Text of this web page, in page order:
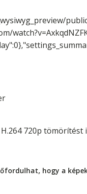
720p tömörítést
hogy a